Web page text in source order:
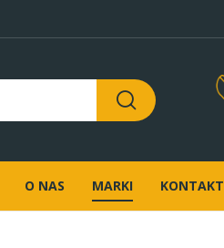
O NAS MARKI KONTAKT